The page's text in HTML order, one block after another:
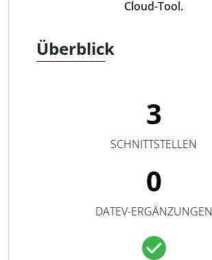
Cloud-Tool.
Überblick
3
SCHNITTSTELLEN
0
DATEV-ERGÄNZUNGEN